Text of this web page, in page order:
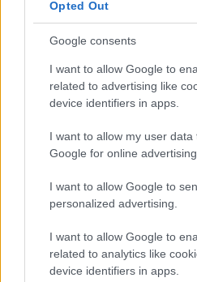
Opted Out
Google consents
I want to allow Google to
related to advertising like
device identifiers in apps.
I want to allow my user data
Google for online
I want to allow Google to
personalized advertising.
I want to allow Google to
related to analytics like
device identifiers in apps.
cataloghi dati, gestione dei
il prodotto rende prevedibili
formare i team su principi e
contesti nuovi,
Checklist pragmatica
Una lista di controllo
priorità: 1) mappa dei dati e